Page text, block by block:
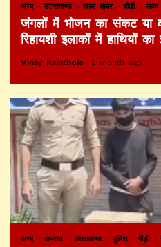
अन्य उत्तराखण्ड खास खबर पौड़ी राज्य
जंगलों में भोजन का संकट या
रिहायशी इलाकों में हाथियों
Vinay Kainthola 1 month ago
अन्य अपराध उत्तराखण्ड पुलिस पौड़ी